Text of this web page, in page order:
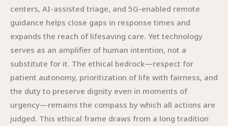
centers, AI-assisted triage, and 5G-enabled remote
guidance helps close gaps in response times and
expands the reach of lifesaving care. Yet technology
serves as an amplifier of human intention, not a
substitute for it. The ethical bedrock—respect for
patient autonomy, prioritization of life with fairness, and
the duty to preserve dignity even in moments of
urgency—remains the compass by which all actions are
judged. This ethical frame draws from a long tradition